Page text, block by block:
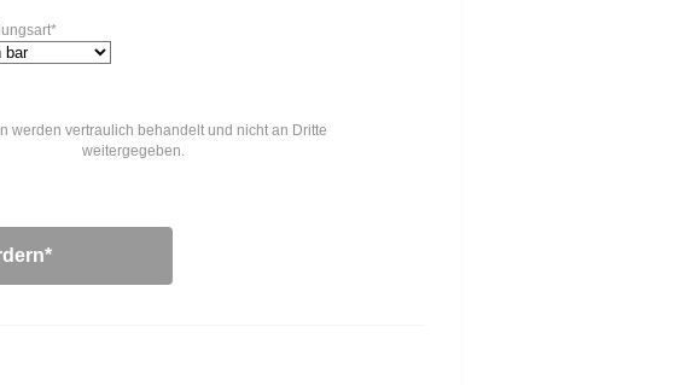
werden vertraulich behandelt und nicht an Dritte
weitergegeben.